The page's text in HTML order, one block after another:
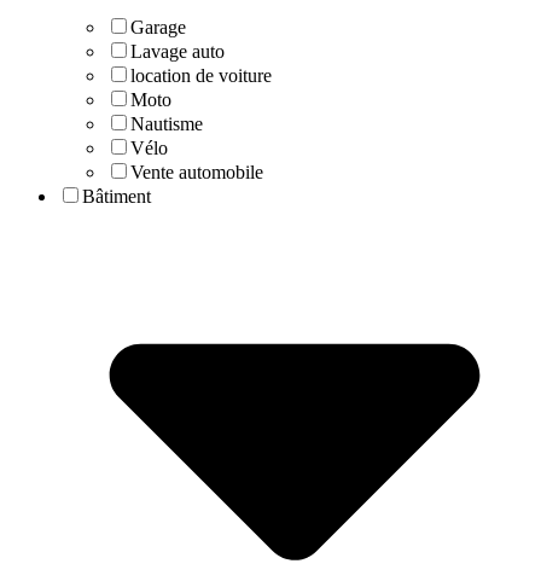
Garage
Lavage auto
location de voiture
Moto
Nautisme
Vélo
Vente automobile
Bâtiment